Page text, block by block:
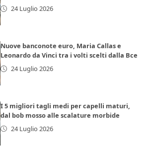
24 Luglio 2026
Nuove banconote euro, Maria Callas e
Leonardo da Vinci tra i volti scelti dalla Bce
24 Luglio 2026
I 5 migliori tagli medi per capelli maturi,
dal bob mosso alle scalature morbide
24 Luglio 2026